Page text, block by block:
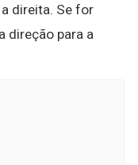
direita. Se for
direção para a